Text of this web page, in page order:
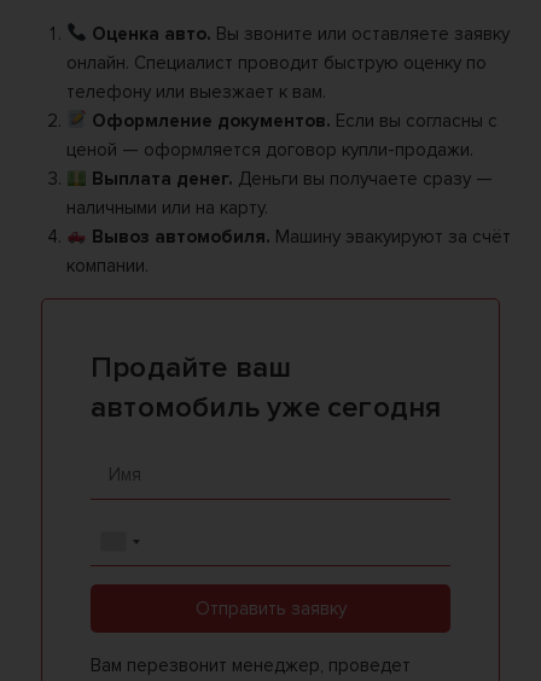
Оценка авто. Вы звоните или оставляете заявку
онлайн. Специалист проводит быструю оценку по
телефону или выезжает к вам.
Оформление документов. Если вы согласны с
ценой — оформляется договор купли-продажи.
Выплата денег. Деньги вы получаете сразу —
наличными или на карту.
Вывоз автомобиля. Машину эвакуируют за счёт
компании.
Продайте ваш
автомобиль уже сегодня
Отправить заявку
Вам перезвонит менеджер, проведет